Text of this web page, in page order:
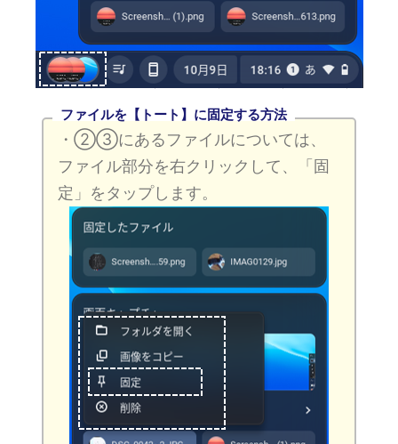
ファイルを【トート】に固定する方法
・②③にあるファイルについては、
ファイル部分を右クリックして、「固
定」をタップします。